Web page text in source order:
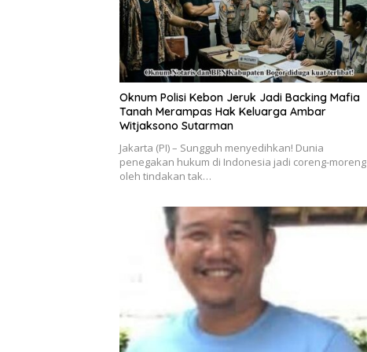
Oknum Polisi Kebon Jeruk Jadi Backing Mafia
Tanah Merampas Hak Keluarga Ambar
Witjaksono Sutarman
Jakarta (PI) – Sungguh menyedihkan! Dunia
penegakan hukum di Indonesia jadi coreng-moreng
oleh tindakan tak…